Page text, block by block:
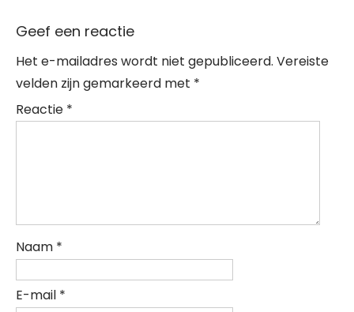
Geef een reactie
Het e-mailadres wordt niet gepubliceerd. Vereiste
velden zijn gemarkeerd met *
Reactie *
Naam *
E-mail *